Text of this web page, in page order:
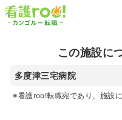
この施設に
多度津三宅病院
※看護roo!転職宛であり、施設